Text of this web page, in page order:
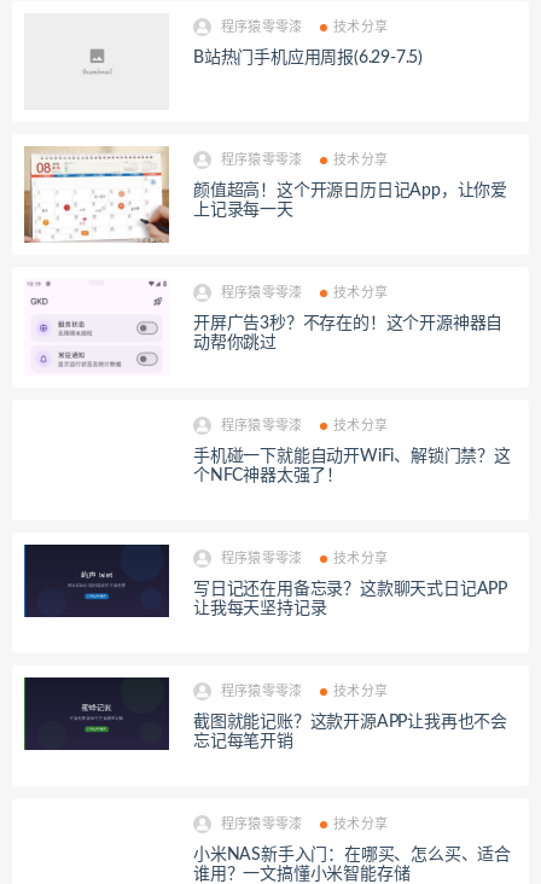
程序猿零零漆 技术分享
B站热门手机应用周报(6.29-7.5)
程序猿零零漆 技术分享
颜值超高！这个开源日历日记App，让你爱
上记录每一天
程序猿零零漆 技术分享
开屏广告3秒？不存在的！这个开源神器自
动帮你跳过
程序猿零零漆 技术分享
手机碰一下就能自动开WiFi、解锁门禁？这
个NFC神器太强了！
程序猿零零漆 技术分享
写日记还在用备忘录？这款聊天式日记APP
让我每天坚持记录
程序猿零零漆 技术分享
截图就能记账？这款开源APP让我再也不会
忘记每笔开销
程序猿零零漆 技术分享
小米NAS新手入门：在哪买、怎么买、适合
谁用？一文搞懂小米智能存储